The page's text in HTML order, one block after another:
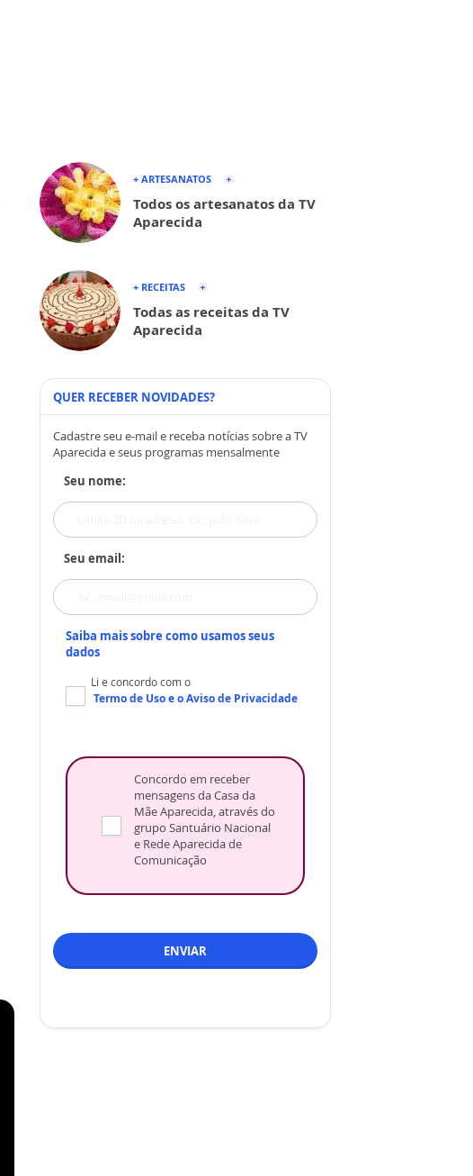
+ ARTESANATOS
Todos os artesanatos da TV
Aparecida
+ RECEITAS
Todas as receitas da TV
Aparecida
QUER RECEBER NOVIDADES?
Cadastre seu e-mail e receba notícias sobre a TV
Aparecida e seus programas mensalmente
Seu nome:
Seu email:
Saiba mais sobre como usamos seus
dados
Li e concordo com o
Termo de Usoe oAviso de Privacidade
Concordo em receber
mensagens da Casa da
Mãe Aparecida, através do
grupo Santuário Nacional
e Rede Aparecida de
Comunicação
ENVIAR